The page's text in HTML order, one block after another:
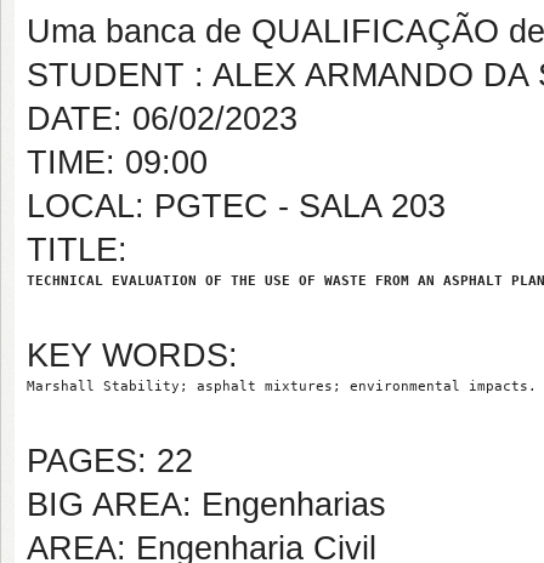
Uma banca de QUALIFICAÇÃO
STUDENT : ALEX ARMANDO DA
DATE: 06/02/2023
TIME: 09:00
LOCAL: PGTEC - SALA 203
TITLE:
TECHNICAL EVALUATION OF THE USE OF WASTE FROM AN ASPHALT
KEY WORDS:
Marshall Stability; asphalt mixtures; environmental impacts.
PAGES: 22
BIG AREA: Engenharias
AREA: Engenharia Civil